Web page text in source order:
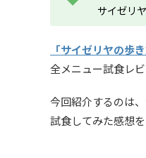
サイゼリ
「サイゼリヤの歩き
全メニュー試食レ
今回紹介するのは
試食してみた感想